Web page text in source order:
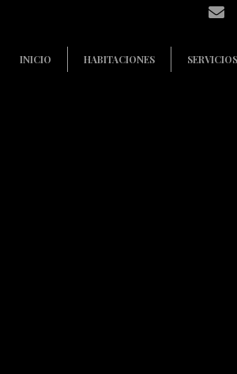
INICIO HABITACIONES SERVICIOS